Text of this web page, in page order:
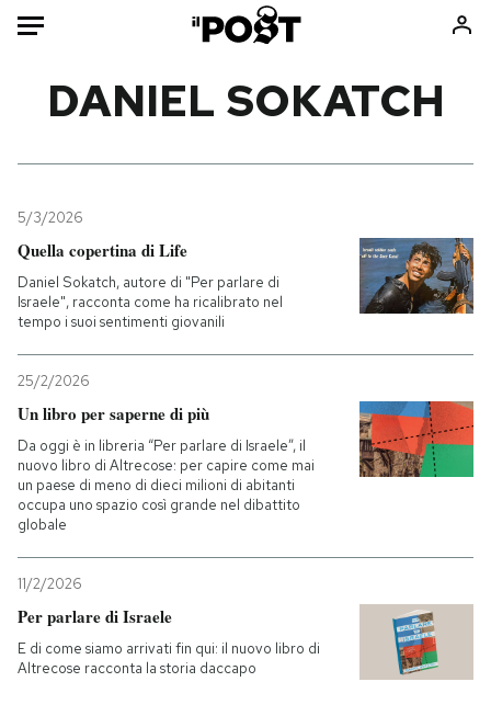
Mondo
Politica
Tecnologia
Internet
Cultura
Sport
Consumismi
Storie/Idee
Ok Boomer!
Mondiali calcio 2026
PODCAST
NEWSLETTER
I MIEI PREFERITI
DANIEL SOKATCH
5/3/2026
Quella copertina di Life
Daniel Sokatch, autore di "Per parlare di
Israele", racconta come ha ricalibrato nel
tempo i suoi sentimenti giovanili
25/2/2026
Un libro per saperne di più
Da oggi è in libreria “Per parlare di Israele”, il
nuovo libro di Altrecose: per capire come mai
un paese di meno di dieci milioni di abitanti
occupa uno spazio così grande nel dibattito
globale
11/2/2026
Per parlare di Israele
E di come siamo arrivati fin qui: il nuovo libro di
Altrecose racconta la storia daccapo